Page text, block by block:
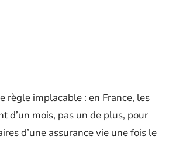
règle implacable : en France, les
d’un mois, pas un de plus, pour
d’une assurance vie une fois le